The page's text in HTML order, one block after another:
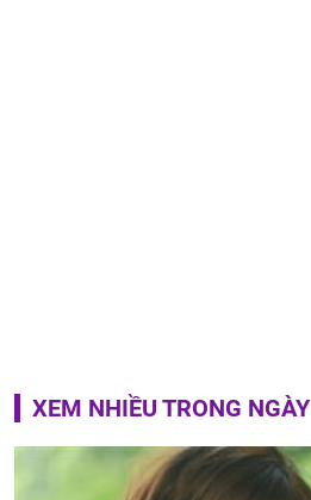
XEM NHIỀU TRONG NGÀY